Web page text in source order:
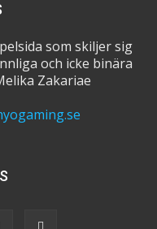
som skiljer sig
och icke binära
Zakariae